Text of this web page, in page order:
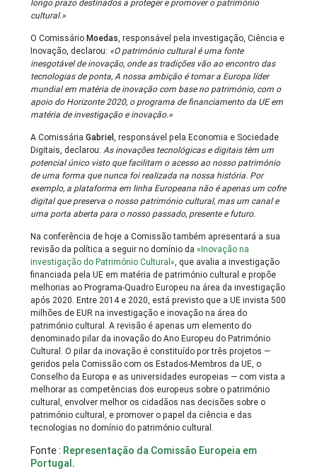
longo prazo destinados a proteger e promover o património
cultural.»
O ComissárioMoedas, responsável pela investigação, Ciência e
Inovação, declarou: «O património cultural é uma fonte
inesgotável de inovação, onde as tradições vão ao encontro das
tecnologias de ponta, A nossa ambição é tornar a Europa líder
mundial em matéria de inovação com base no património, com o
apoio do Horizonte 2020, o programa de financiamento da UE em
matéria de investigação e inovação.»
A ComissáriaGabriel, responsável pela Economia e Sociedade
Digitais, declarou:As inovações tecnológicas e digitais têm um
potencial único visto que facilitam o acesso ao nosso património
de uma forma que nunca foi realizada na nossa história. Por
exemplo, a plataforma em linha Europeana não é apenas um cofre
digital que preserva o nosso património cultural, mas um canal e
uma porta aberta para o nosso passado, presente e futuro.
Na conferência de hoje a Comissão também apresentará a sua
revisão da política a seguir no domínio da«Inovação na
investigação do Património Cultural», que avalia a investigação
financiada pela UE em matéria de património cultural e propõe
melhorias ao Programa-Quadro Europeu na área da investigação
após 2020. Entre 2014 e 2020, está previsto que a UE invista 500
milhões de EUR na investigação e inovação na área do
património cultural. A revisão é apenas um elemento do
denominado pilar da inovação do Ano Europeu do Património
Cultural. O pilar da inovação é constituído por três projetos —
geridos pela Comissão com os Estados-Membros da UE, o
Conselho da Europa e as universidades europeias — com vista a
melhorar as competências dos europeus sobre o património
cultural, envolver melhor os cidadãos nas decisões sobre o
património cultural, e promover o papel da ciência e das
tecnologias no domínio do património cultural.
Fonte : Representação da Comissão Europeia em
Portugal .